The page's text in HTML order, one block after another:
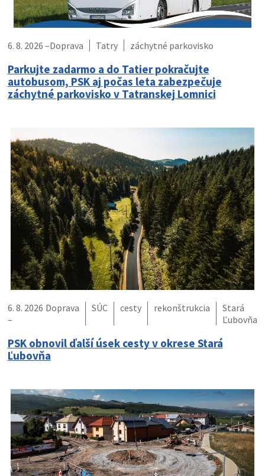
6. 8. 2026 –Doprava Tatry záchytné parkovisko
Parkujte zadarmo a do Tatier pokračujte
autobusom, PSK aj počas leta zabezpečuje
záchytné parkovisko v Tatranskej Lomnici
6. 8. 2026
–
Doprava SÚC cesty rekonštrukcia
Stará
Ľubovňa
PSK obnovil ďalší úsek cesty v okrese Stará
Ľubovňa